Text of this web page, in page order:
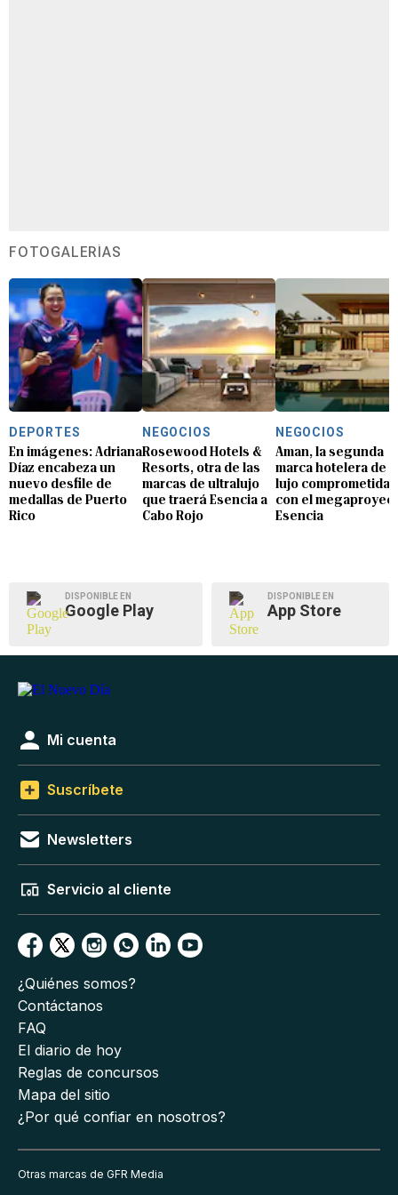
FOTOGALERÍAS
DEPORTES
En imágenes: Adriana
Díaz encabeza un
nuevo desfile de
medallas de Puerto
Rico
NEGOCIOS
Rosewood Hotels &
Resorts, otra de las
marcas de ultralujo
que traerá Esencia a
Cabo Rojo
NEGOCIOS
Aman, la segunda
marca hotelera de
lujo comprometida
con el
Esencia
DISPONIBLE EN
Google Play
DISPONIBLE EN
App Store
Mi cuenta
Suscríbete
Newsletters
Servicio al cliente
¿Quiénes somos?
Contáctanos
FAQ
El diario de hoy
Reglas de concursos
Mapa del sitio
¿Por qué confiar en nosotros?
Otras marcas de GFR Media